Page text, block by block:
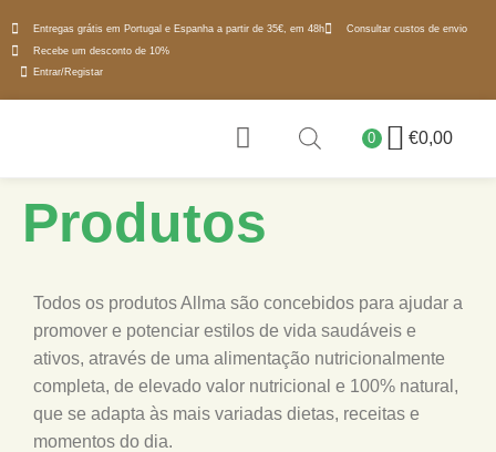
Entregas grátis em Portugal e Espanha a partir de 35€, em 48h
Consultar custos de envio
Recebe um desconto de 10%
Entrar/Registar
0 €0,00
Produtos
Todos os produtos Allma são concebidos para ajudar a
promover e potenciar estilos de vida saudáveis e
ativos, através de uma alimentação nutricionalmente
completa, de elevado valor nutricional e 100% natural,
que se adapta às mais variadas dietas, receitas e
momentos do dia.